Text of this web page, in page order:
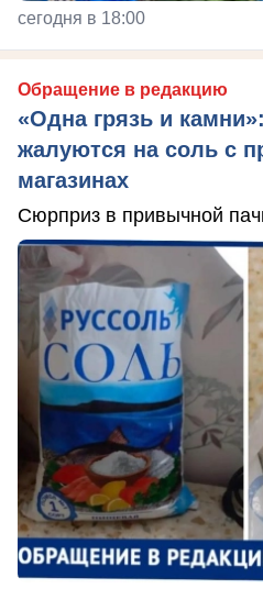
сегодня в 18:00
Обращение в редакцию
«Одна грязь и
жалуются на соль с
магазинах
Сюрприз в привычной